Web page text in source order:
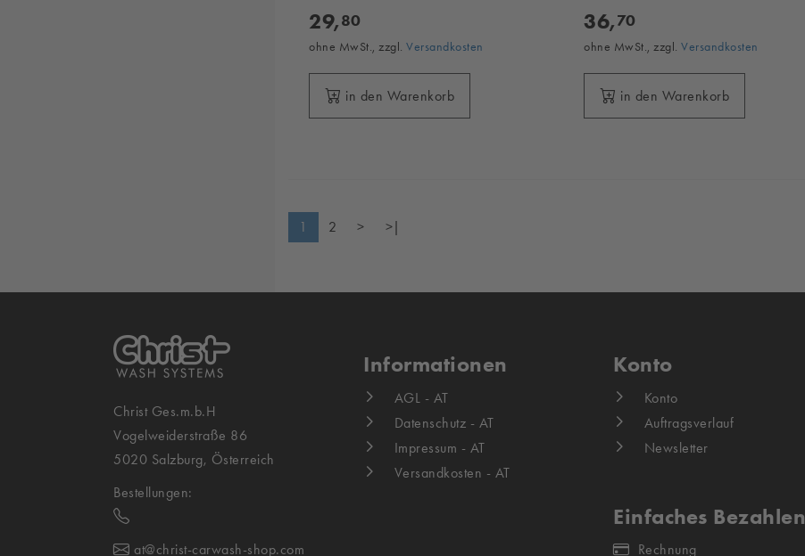
29,80
ohne MwSt., zzgl.Versandkosten
in den Warenkorb
36,70
ohne MwSt., zzgl.Versandkosten
in den Warenkorb
1 2 > >|
Christ Ges.m.b.H
Vogelweiderstraße 86
5020 Salzburg, Österreich
Bestellungen:
at@christ-carwash-shop.com
Informationen
AGL - AT
Datenschutz - AT
Impressum - AT
Versandkosten - AT
Konto
Konto
Auftragsverlauf
Newsletter
Einfaches Bezahlen
Rechnung